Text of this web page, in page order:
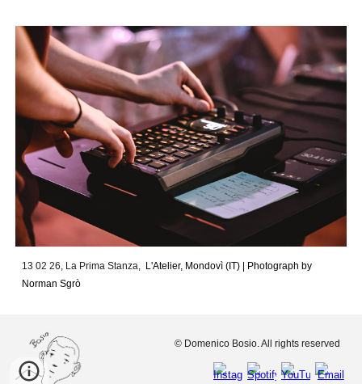
13 02 26, La Prima Stanza, L'Atelier, Mondovì (IT) | Photograph by
Norman Sgrò
© Domenico Bosio. All rights reserved